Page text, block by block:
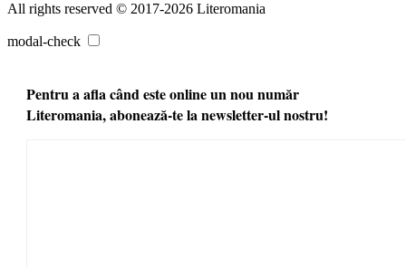
All rights reserved © 2017-2026 Literomania
modal-check
Pentru a afla când este online un nou număr
Literomania, abonează-te la newsletter-ul nostru!